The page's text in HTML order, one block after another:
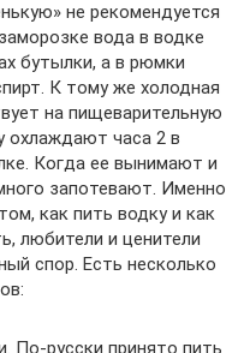
не рекомендуется
вода в водке
бутылки, а в рюмки
К тому же холодная
на пищеварительную
охлаждают часа 2 в
Когда ее вынимают и
запотевают. Именно
как пить водку и как
любители и ценители
спор. Есть несколько
По-русски принято пить